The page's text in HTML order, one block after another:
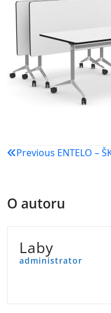
Navigacija
Previous ENTELO –
O autoru
Laby
administrator